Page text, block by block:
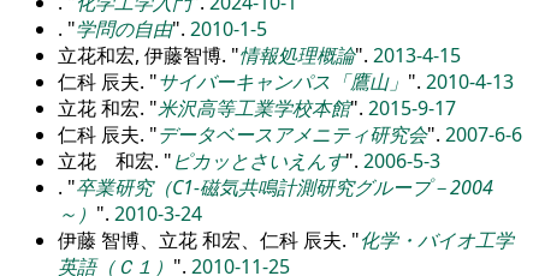
. 学問の自由 . 2010-1-5
立花和宏, 伊藤智博. 情報処理概論 . 2013-4-15
仁科 辰夫.
サイバーキャンパス「鷹山」 . 2010-4-13
立花 和宏. 米沢高等工業学校本館 . 2015-9-17
仁科 辰夫.
データベースアメニティ研究会 . 2007-6-6
立花 和宏.
ピカッとさいえんす . 2006-5-3
. 卒業研究（C1-磁気共鳴計測研究グループ－2004
～）
. 2010-3-24
伊藤 智博、立花 和宏、仁科 辰夫.
化学・バイオ工学
英語（Ｃ１）
. 2010-11-25